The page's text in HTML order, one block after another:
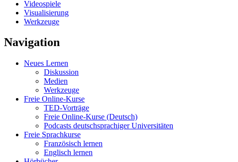
Videospiele
Visualisierung
Werkzeuge
Navigation
Neues Lernen
Diskussion
Medien
Werkzeuge
Freie Online-Kurse
TED-Vorträge
Freie Online-Kurse (Deutsch)
Podcasts deutschsprachiger Universitäten
Freie Sprachkurse
Französisch lernen
Englisch lernen